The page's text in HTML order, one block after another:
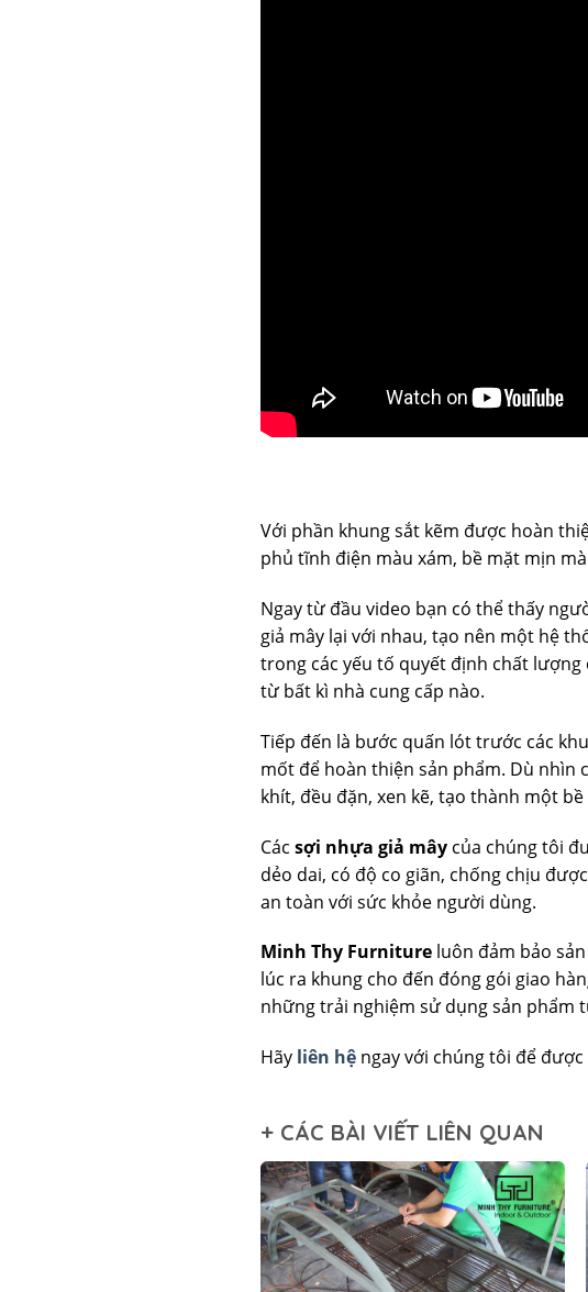
Với phần khung sắt kẽm được hoàn
phủ tĩnh điện màu xám, bề mặt mịn
Ngay từ đầu video bạn có thể thấy
giả mây lại với nhau, tạo nên một hệ
trong các yếu tố quyết định chất
từ bất kì nhà cung cấp nào.
Tiếp đến là bước quấn lót trước các
mốt để hoàn thiện sản phẩm. Dù nhìn
khít, đều đặn, xen kẽ, tạo thành một
Các sợi nhựa giả mây của chúng tôi
dẻo dai, có độ co giãn, chống chịu
an toàn với sức khỏe người dùng.
Minh Thy Furniture luôn đảm bảo
lúc ra khung cho đến đóng gói giao
những trải nghiệm sử dụng sản phẩm
Hãy liên hệ ngay với chúng tôi để
+ CÁC BÀI VIẾT LIÊN QUAN